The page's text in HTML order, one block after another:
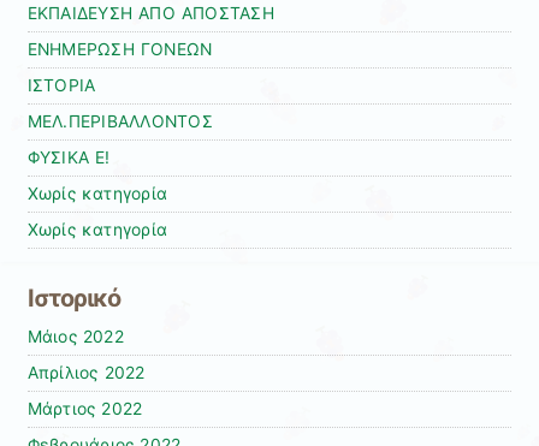
ΕΚΠΑΙΔΕΥΣΗ ΑΠΟ ΑΠΟΣΤΑΣΗ
ΕΝΗΜΕΡΩΣΗ ΓΟΝΕΩΝ
ΙΣΤΟΡΙΑ
ΜΕΛ.ΠΕΡΙΒΑΛΛΟΝΤΟΣ
ΦΥΣΙΚΑ Ε!
Χωρίς κατηγορία
Χωρίς κατηγορία
Ιστορικό
Μάιος 2022
Απρίλιος 2022
Μάρτιος 2022